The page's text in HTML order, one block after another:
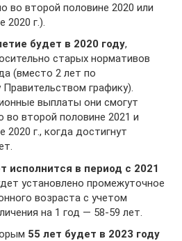
во второй половине 2020 или
2020 г.).
будет в 2020 году,
старых нормативов
(вместо 2 лет по
графику).
выплаты они смогут
во второй половине 2021 и
2020 г., когда достигнут
исполнится в период с 2021
установлено промежуточное
возраста с учетом
на 1 год — 58-59 лет.
55 лет будет в 2023 году